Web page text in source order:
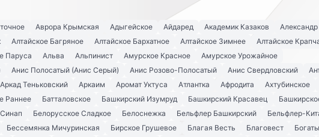
Аврора Крымская Адыгейское Айдаред Академик Казаков
Алтайское Багряное Алтайское Бархатное Алтайское Зимнее Алтайское
Паруса Альва Альпинист Амурское Красное
Амурское Урожайное
Анис Полосатый (Анис Серый) Анис Розово-Полосатый Анис Свердловский
Аркад Теньковский Аркаим Аромат Уктуса Атлантка Афродита Ахтубинское
Раннее Батталовское Башкирский Изумруд Башкирский Красавец
Белорусское Сладкое Белоснежка Бельфлер Башкирский Бельфлер-
Бессемянка Мичуринская Бирское Грушевое Благая Весть Благовест